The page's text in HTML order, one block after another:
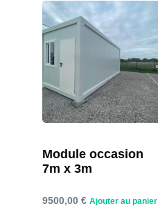
Module occasion
7m x 3m
9500,00€ Ajouter au panier